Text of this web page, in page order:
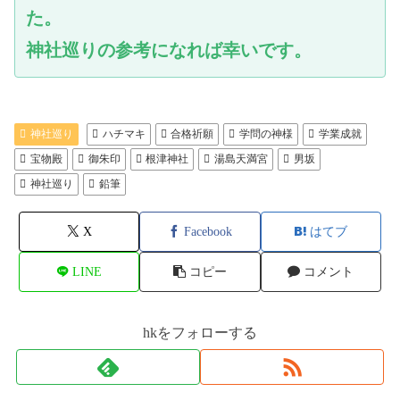
た。
神社巡りの参考になれば幸いです。
神社巡り ハチマキ 合格祈願 学問の神様
学業成就
宝物殿
御朱印 根津神社 湯島天満宮
男坂
神社巡り
鉛筆
X Facebook はてブ
LINE コピー コメント
hkをフォローする